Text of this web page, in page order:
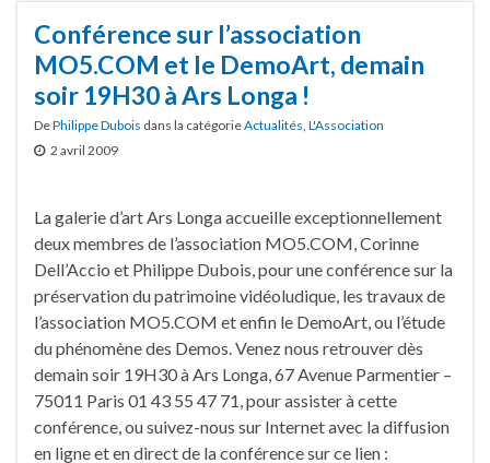
Conférence sur l’association
MO5.COM et le DemoArt, demain
soir 19H30 à Ars Longa !
DePhilippe Dubois dans la catégorieActualités, L'Association
2 avril 2009
La galerie d’art Ars Longa accueille exceptionnellement
deux membres de l’association MO5.COM, Corinne
Dell’Accio et Philippe Dubois, pour une conférence sur la
préservation du patrimoine vidéoludique, les travaux de
l’association MO5.COM et enfin le DemoArt, ou l’étude
du phénomène des Demos. Venez nous retrouver dès
demain soir 19H30 à Ars Longa, 67 Avenue Parmentier –
75011 Paris 01 43 55 47 71, pour assister à cette
conférence, ou suivez-nous sur Internet avec la diffusion
en ligne et en direct de la conférence sur ce lien :